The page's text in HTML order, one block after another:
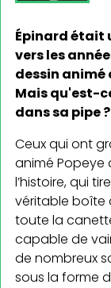
Épinard était
vers les
dessin animé
Mais qu'est-
dans sa pipe ?
Ceux qui ont
animé Popeye
l’histoire, qui
véritable boîte
toute la
capable de
de nombreux
sous la forme